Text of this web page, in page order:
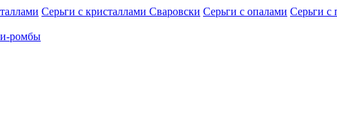
Серьги с кристаллами Сваровски Серьги с опалами Серьги с
ромбы